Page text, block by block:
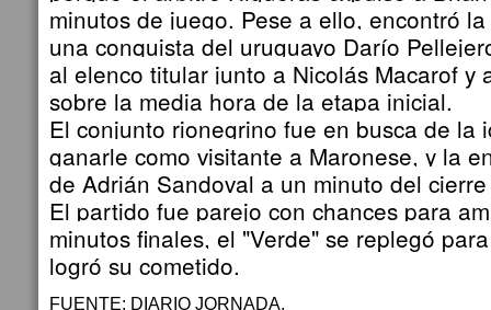
minutos de juego. Pese a ello, encontró
una conquista del uruguayo Darío
al elenco titular junto a Nicolás Macarof y
sobre la media hora de la etapa inicial.
El conjunto rionegrino fue en busca de la
ganarle como visitante a Maronese, y la
de Adrián Sandoval a un minuto del
El partido fue parejo con chances para
minutos finales, el "Verde" se replegó
logró su cometido.
FUENTE: DIARIO JORNADA.